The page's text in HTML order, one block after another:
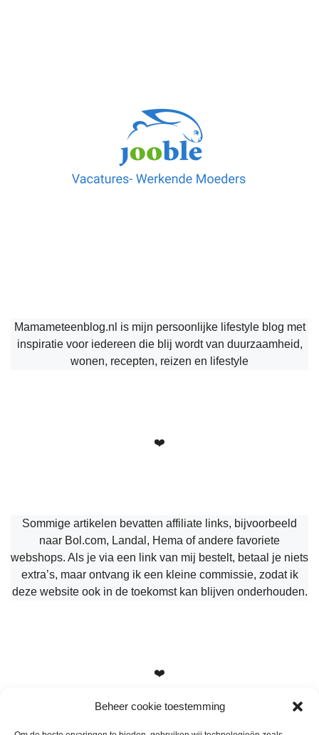
Beheer cookie toestemming
Mamameteenblog.nl is mijn persoonlijke lifestyle blog met
inspiratie voor iedereen die blij wordt van duurzaamheid,
wonen, recepten, reizen en lifestyle
❤️
Sommige artikelen bevatten affiliate links, bijvoorbeeld
naar Bol.com, Landal, Hema of andere favoriete
webshops. Als je via een link van mij bestelt, betaal je niets
extra’s, maar ontvang ik een kleine commissie, zodat ik
deze website ook in de toekomst kan blijven onderhouden.
❤️